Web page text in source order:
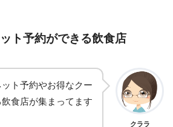
ト予約ができる飲食店
ト予約やお得なクー
食店が集まってます
クララ